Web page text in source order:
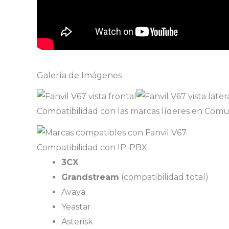
Galería de Imágenes
Compatibilidad con las marcas líderes en
Compatibilidad con IP-PBX:
3CX
Grandstream (compatibilidad total)
Avaya
Yeastar
Asterisk